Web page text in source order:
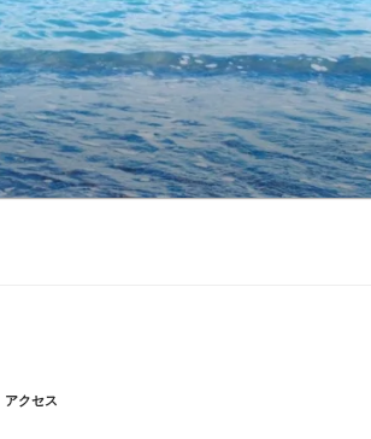
アクセス